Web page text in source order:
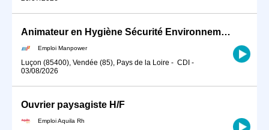
Animateur en Hygiène Sécurité Environnement / QHSE en CDI (H/F)
Emploi Manpower
Luçon (85400), Vendée (85), Pays de la Loire - CDI -
03/08/2026
Ouvrier paysagiste H/F
Emploi Aquila Rh